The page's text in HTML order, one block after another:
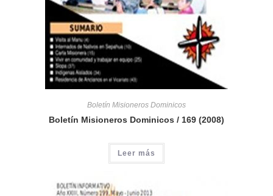
Boletín Misioneros Dominicos
Boletín Misioneros Dominicos / 169 (2008)
Leer más